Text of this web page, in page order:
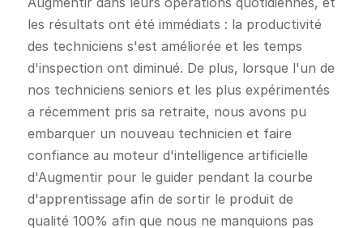
les résultats ont été immédiats : la productivité
des techniciens s'est améliorée et les temps
d'inspection ont diminué. De plus, lorsque l'un de
nos techniciens seniors et les plus expérimentés
a récemment pris sa retraite, nous avons pu
embarquer un nouveau technicien et faire
confiance au moteur d'intelligence artificielle
d'Augmentir pour le guider pendant la courbe
d'apprentissage afin de sortir le produit de
qualité 100% afin que nous ne manquions pas